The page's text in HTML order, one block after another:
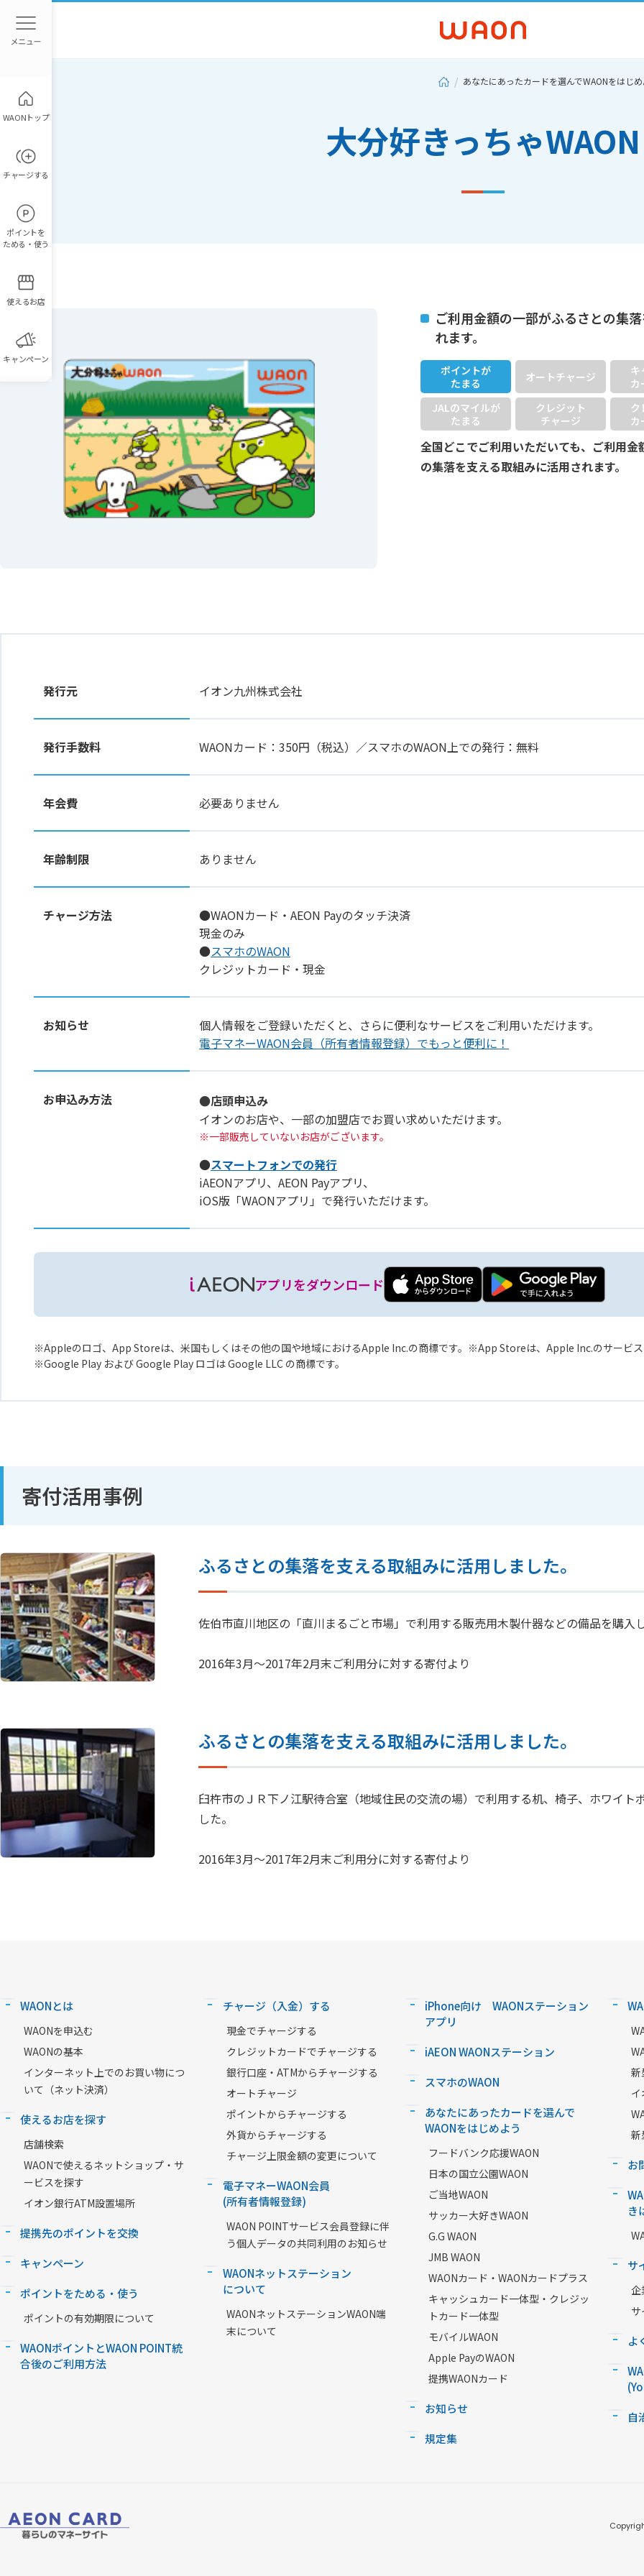
WAONトップ
チャージする
ポイントを
ためる・使う
使えるお店
キャンペーン
あなたにあったカードを選んでWAONをはじめ
大分好きっちゃWAON
ご利用金額の一部がふるさとの集
れます。
ポイントが
たまる
オートチャージ
キ
カ
JALのマイルが
たまる
クレジット
チャージ
ク
カ
全国どこでご利用いただいても、ご利用
の集落を支える取組みに活用されます。
発行元 イオン九州株式会社
発行手数料 WAONカード：350円（税込）／スマホのWAON上での発行：無料
年会費 必要ありません
年齢制限 ありません
チャージ方法
●WAONカード・AEON Payのタッチ決済
現金のみ
●スマホのWAON
クレジットカード・現金
お知らせ
個人情報をご登録いただくと、さらに便利なサービスをご利用いただけます。
電子マネーWAON会員（所有者情報登録）でもっと便利に！
お申込み方法
●店頭申込み
イオンのお店や、一部の加盟店でお買い求めいただけます。
一部販売していないお店がございます。
●スマートフォンでの発行
iAEONアプリ、AEON Payアプリ、
iOS版「WAONアプリ」で発行いただけます。
アプリをダウンロード
Appleのロゴ、App Storeは、米国もしくはその他の国や地域におけるApple Inc.の商標です。
App Storeは、Apple Inc.のサービス
Google Play および Google Play ロゴは Google LLC の商標です。
寄付活用事例
ふるさとの集落を支える取組みに活用しました。
佐伯市直川地区の「直川まるごと市場」で利用する販売用木製什器などの備品を購入
2016年3月～2017年2月末ご利用分に対する寄付より
ふるさとの集落を支える取組みに活用しました。
臼杵市のＪＲ下ノ江駅待合室（地域住民の交流の場）で利用する机、椅子、ホワイト
した。
2016年3月～2017年2月末ご利用分に対する寄付より
WAONとは
WAONを申込む
WAONの基本
インターネット上でのお買い物につ
いて（ネット決済）
使えるお店を探す
店舗検索
WAONで使えるネットショップ・サ
ービスを探す
イオン銀行ATM設置場所
提携先のポイントを交換
キャンペーン
ポイントをためる・使う
ポイントの有効期限について
WAONポイントとWAON POINT統
合後のご利用方法
チャージ（入金）する
現金でチャージする
クレジットカードでチャージする
銀行口座・ATMからチャージする
オートチャージ
ポイントからチャージする
外貨からチャージする
チャージ上限金額の変更について
電子マネーWAON会員
(所有者情報登録)
WAON POINTサービス会員登録に伴
う個人データの共同利用のお知らせ
WAONネットステーション
について
WAONネットステーションWAON端
末について
iPhone向け WAONステーション
アプリ
iAEON WAONステーション
スマホのWAON
あなたにあったカードを選んで
WAONをはじめよう
フードバンク応援WAON
日本の国立公園WAON
ご当地WAON
サッカー大好きWAON
G.G WAON
JMB WAON
WAONカード・WAONカードプラス
キャッシュカード一体型・クレジッ
トカード一体型
モバイルWAON
Apple PayのWAON
提携WAONカード
お知らせ
規定集
新
イ
新
お
き
サ
企
よ
自